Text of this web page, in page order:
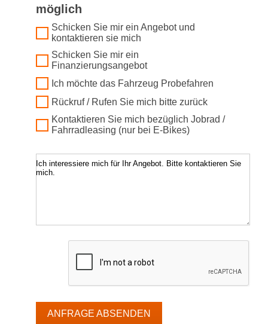
möglich
Schicken Sie mir ein Angebot und
kontaktieren sie mich
Schicken Sie mir ein
Finanzierungsangebot
Ich möchte das Fahrzeug Probefahren
Rückruf / Rufen Sie mich bitte zurück
Kontaktieren Sie mich bezüglich Jobrad /
Fahrradleasing (nur bei E-Bikes)
Ich interessiere mich für Ihr Angebot. Bitte kontaktieren Sie
mich.
ANFRAGE ABSENDEN